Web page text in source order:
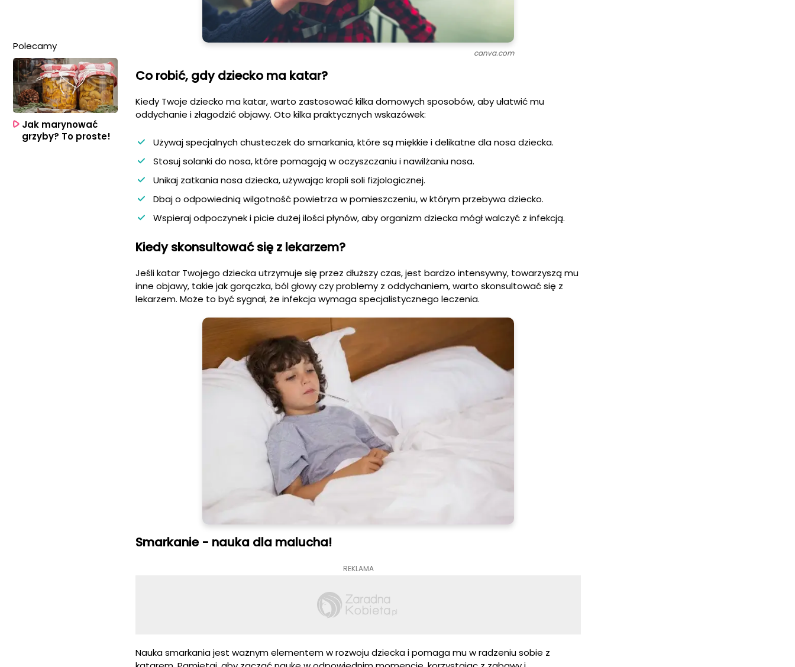
canva.com
Co robić, gdy dziecko ma katar?
Kiedy Twoje dziecko ma katar, warto zastosować kilka domowych sposobów, aby ułatwić mu
oddychanie i złagodzić objawy. Oto kilka praktycznych wskazówek:
Używaj specjalnych chusteczek do smarkania, które są miękkie i delikatne dla nosa dziecka.
Stosuj solanki do nosa, które pomagają w oczyszczaniu i nawilżaniu nosa.
Unikaj zatkania nosa dziecka, używając kropli soli fizjologicznej.
Dbaj o odpowiednią wilgotność powietrza w pomieszczeniu, w którym przebywa dziecko.
Wspieraj odpoczynek i picie dużej ilości płynów, aby organizm dziecka mógł walczyć z infekcją.
Kiedy skonsultować się z lekarzem?
Jeśli katar Twojego dziecka utrzymuje się przez dłuższy czas, jest bardzo intensywny, towarzyszą mu
inne objawy, takie jak gorączka, ból głowy czy problemy z oddychaniem, warto skonsultować się z
lekarzem. Może to być sygnał, że infekcja wymaga specjalistycznego leczenia.
Smarkanie - nauka dla malucha!
REKLAMA
Nauka smarkania jest ważnym elementem w rozwoju dziecka i pomaga mu w radzeniu sobie z
Polecamy
Jak marynować
grzyby? To proste!